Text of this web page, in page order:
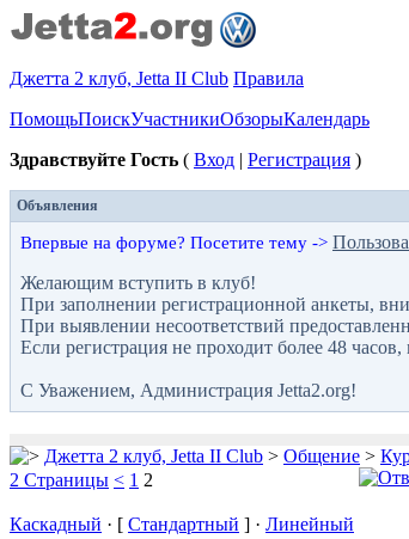
Джетта 2 клуб, Jetta II Club Правила
ПомощьПоискУчастникиОбзорыКалендарь
Здравствуйте Гость ( Вход | Регистрация )
Объявления
Впервые на форуме? Посетите тему ->
Желающим вступить в клуб!
При заполнении регистрационной анкеты,
При выявлении несоответствий
Если регистрация не проходит более 48
С Уважением, Администрация Jetta2.org!
Джетта 2 клуб, Jetta II Club > Общение >
2 Страницы < 1 2
Каскадный · [ Стандартный ] · Линейный